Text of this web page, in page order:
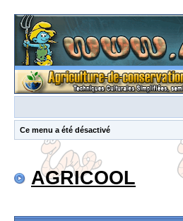
Ce menu a été désactivé
AGRICOOL